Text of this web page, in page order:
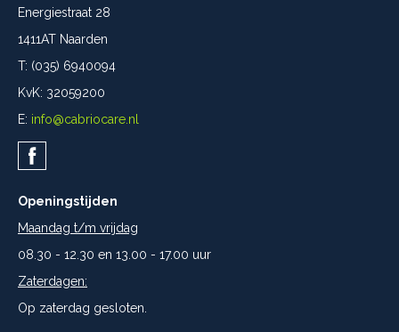
Energiestraat 28
1411AT Naarden
T: (035) 6940094
KvK: 32059200
E: info@cabriocare.nl
Openingstijden
Maandag t/m vrijdag
08.30 - 12.30 en 13.00 - 17.00 uur
Zaterdagen:
Op zaterdag gesloten.